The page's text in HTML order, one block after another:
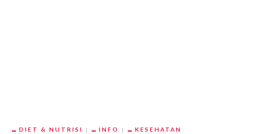
DIET & NUTRISI INFO KESEHATAN